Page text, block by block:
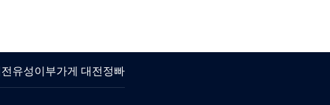
유성이부가게 대전정빠